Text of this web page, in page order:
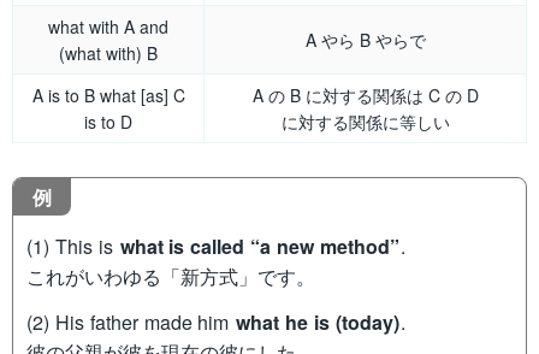
what with A and
(what with) B
A やら B やらで
A is to B what [as] C
is to D
A の B に対する関係は C の D
に対する関係に等しい
例
(1) This is what is called “a new method”.
これがいわゆる「新方式」です。
(2) His father made him what he is (today).